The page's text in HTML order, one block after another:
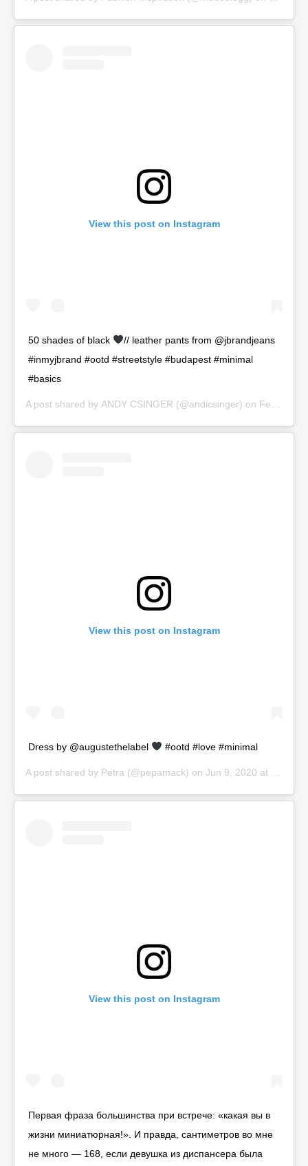
View this post on Instagram
50 shades of black
// leather pants from @jbrandjeans
#inmyjbrand #ootd #streetstyle #budapest #minimal
#basics
A post shared by ANDY CSINGER (@andicsinger) on Feb 19, 2020 at 1:28am PST
View this post on Instagram
Dress by @augustethelabel #ootd #love #minimal
A post shared by Petra (@pepamack) on Jun 9, 2020 at 3:37am PDT
View this post on Instagram
Первая фраза большинства при встрече: «какая вы в
жизни миниатюрная!». И правда, сантиметров во мне
не много — 168, если девушка из диспансера была